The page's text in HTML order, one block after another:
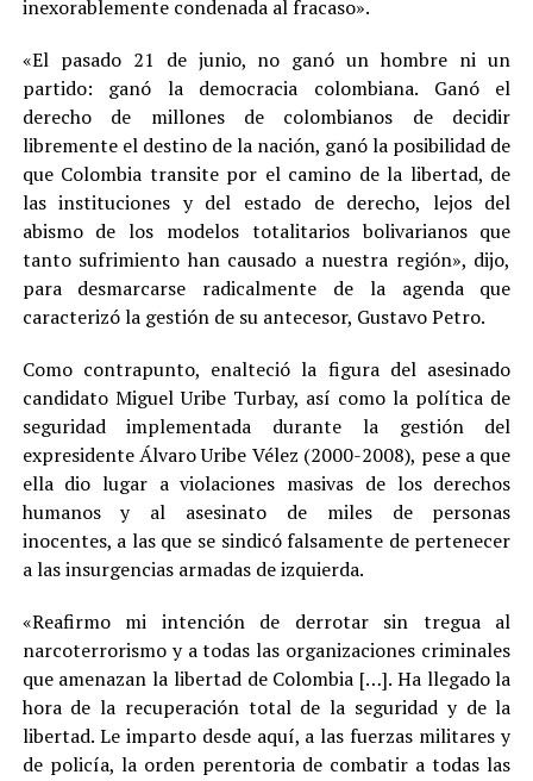
inexorablemente condenada al fracaso».
«El pasado 21 de junio, no ganó un hombre ni un
partido: ganó la democracia colombiana. Ganó el
derecho de millones de colombianos de decidir
libremente el destino de la nación, ganó la posibilidad de
que Colombia transite por el camino de la libertad, de
las instituciones y del estado de derecho, lejos del
abismo de los modelos totalitarios bolivarianos que
tanto sufrimiento han causado a nuestra región», dijo,
para desmarcarse radicalmente de la agenda que
caracterizó la gestión de su antecesor, Gustavo Petro.
Como contrapunto, enalteció la figura del asesinado
candidato Miguel Uribe Turbay, así como la política de
seguridad implementada durante la gestión del
expresidente Álvaro Uribe Vélez (2000-2008), pese a que
ella dio lugar a violaciones masivas de los derechos
humanos y al asesinato de miles de personas
inocentes, a las que se sindicó falsamente de pertenecer
a las insurgencias armadas de izquierda.
«Reafirmo mi intención de derrotar sin tregua al
narcoterrorismo y a todas las organizaciones criminales
que amenazan la libertad de Colombia […]. Ha llegado la
hora de la recuperación total de la seguridad y de la
libertad. Le imparto desde aquí, a las fuerzas militares y
de policía, la orden perentoria de combatir a todas las